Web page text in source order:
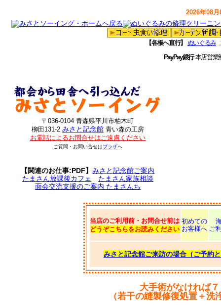
2026年08
【各板へ直行】 ぬいぐるみ
PayPay銀行本店営
〒036-0104 青森県平川市柏木町
柳田131-2 みさと記念館 青い森の工房
お電話によるお問合せはご遠慮ください
ご質問・お問い合せはプラザへ
【関連のお仕事:PDF】みさと記念館ご案内
たまさん放課後カフェ
たまさん家族相談
面会交流支援のご案内 たまさんち
当店のご利用前・お問合せ前は
どうぞこちらをお読みください
初めての
お客様へ ご
みさと記念館ご来訪の場合（ご予約
大手術がなければ
（若干の縫製修復処置＋